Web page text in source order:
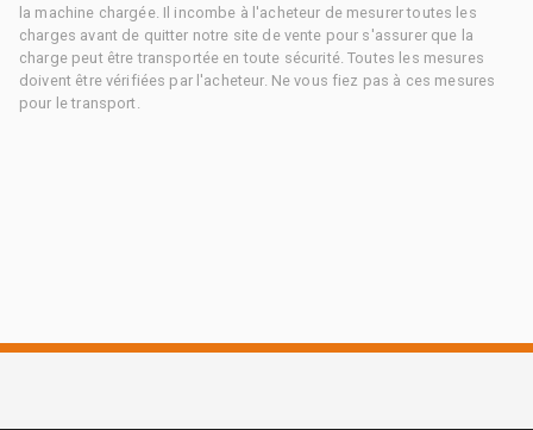
la machine chargée. Il incombe à l'acheteur de mesurer toutes les
charges avant de quitter notre site de vente pour s'assurer que la
charge peut être transportée en toute sécurité. Toutes les mesures
doivent être vérifiées par l'acheteur. Ne vous fiez pas à ces mesures
pour le transport.